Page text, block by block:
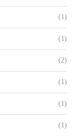
(1)
(1)
(2)
(1)
(1)
(1)